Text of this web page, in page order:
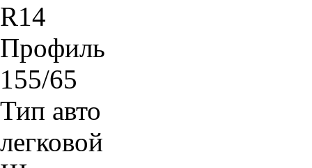
R14
Профиль
155/65
Тип авто
легковой